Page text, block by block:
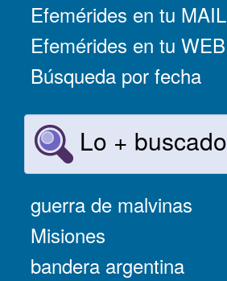
Efemérides en tu MAIL
Efemérides en tu WEB
Búsqueda por fecha
Lo + buscado
guerra de malvinas
Misiones
bandera argentina